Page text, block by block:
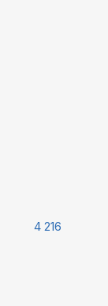
4 216